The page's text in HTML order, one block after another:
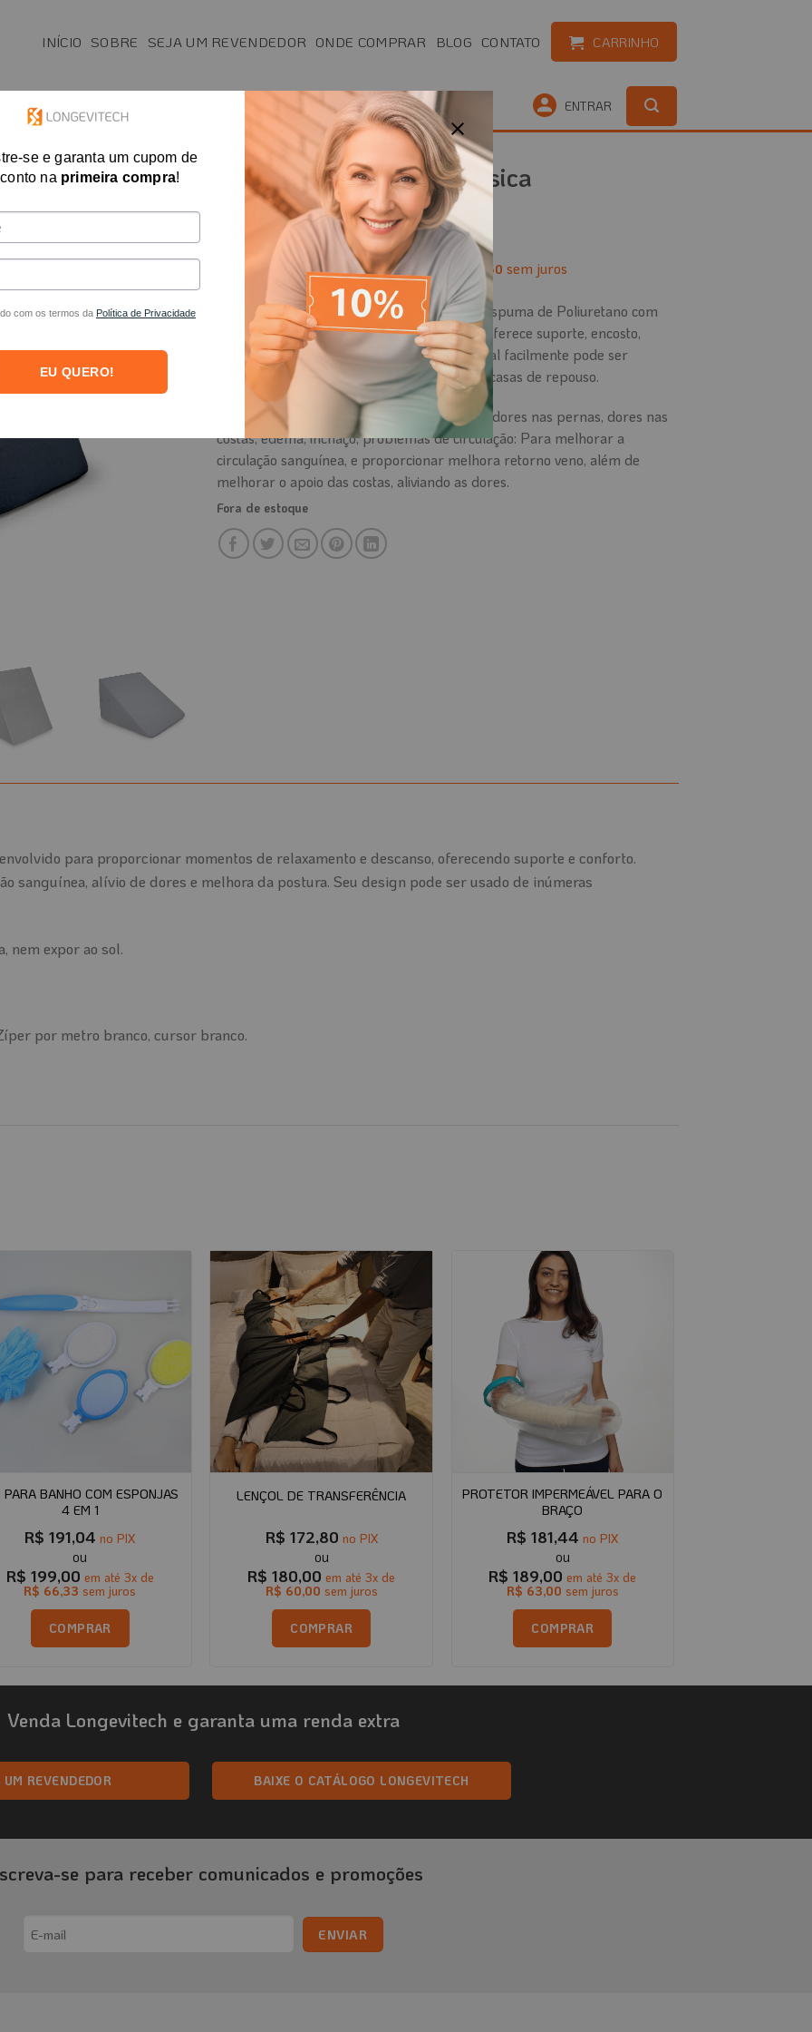
INÍCIO SOBRE SEJA UM REVENDEDOR ONDE COMPRAR BLOG CONTATO CARRINHO
FISIO E T.O. OUTLET ENTRAR
Almofada Triangular Básica
R$114,24 no PIX
R$ 119,00 em até x de 59,50 sem juros
É uma almofada triangular básica feito em espuma de Poliuretano com
perfilado, acompanha uma capa de suplex, oferece suporte, encosto,
posicionamento, postura. Seu tamanho é ideal facilmente pode ser
utilizado em sofá, cama, hospitais , clínicas e casas de repouso.
Indicação: Indicado para quem tem varizes, dores nas pernas, dores nas
costas, edema, inchaço, problemas de circulação: Para melhorar a
circulação sanguínea, e proporcionar melhora retorno veno, além de
melhorar o apoio das costas, aliviando as dores.
Fora de estoque
para proporcionar momentos de relaxamento e descanso, oferecendo suporte e conforto.
sanguínea, alívio de dores e melhora da postura. Seu design pode ser usado de inúmeras
nem expor ao sol.
por metro branco, cursor branco.
BANHO COM ESPONJAS
4 EM 1
R$ 191,04 no PIX
R$ 199,00 em até 3x de
R$ 66,33 sem juros
COMPRAR
LENÇOL DE TRANSFERÊNCIA
R$ 172,80 no PIX
R$ 180,00 em até3x de
R$ 60,00 sem juros
COMPRAR
várias
As
opções
na
do
produto
PROTETOR IMPERMEÁVEL PARA O
BRAÇO
R$ 181,44 no PIX
R$ 189,00 em até3x de
R$ 63,00 sem juros
COMPRAR
Venda Longevitech e garanta uma renda extra
REVENDEDOR BAIXE O CATÁLOGO LONGEVITECH
se para receber comunicados e promoções
se e garanta um cupom de
na primeira compra!
com os termos da Política de Privacidade
EU QUERO!